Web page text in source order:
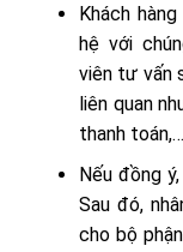
Khách
hệ với
viên tư vấn
liên quan
thanh toán,…
Nếu đồng
Sau đó,
cho bộ